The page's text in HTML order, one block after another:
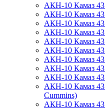
АКН-10 Камаз
АКН-10 Камаз
АКН-10 Камаз
АКН-10 Камаз
АКН-10 Камаз
АКН-10 Камаз
АКН-10 Камаз
АКН-10 Камаз
АКН-10 Камаз
АКН-10 Камаз
Cummins)
АКН-10 Камаз